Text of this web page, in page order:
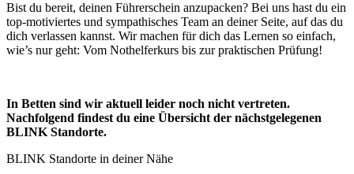
Bist du bereit, deinen Führerschein anzupacken? Bei uns hast du ein
top-motiviertes und sympathisches Team an deiner Seite, auf das du
dich verlassen kannst. Wir machen für dich das Lernen so einfach,
wie’s nur geht: Vom Nothelferkurs bis zur praktischen Prüfung!
In Betten sind wir aktuell leider noch nicht vertreten.
Nachfolgend findest du eine Übersicht der nächstgelegenen
BLINK Standorte.
BLINK Standorte in deiner Nähe